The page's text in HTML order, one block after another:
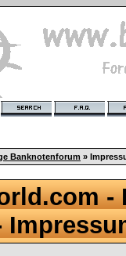
Banknotenforum »
-